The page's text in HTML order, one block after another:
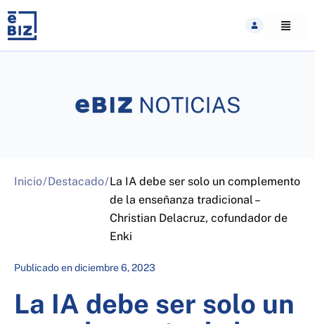
content
Inicio/Destacado/La IA debe ser solo un complemento
de la enseñanza tradicional –
Christian Delacruz, cofundador de
Enki
Publicado endiciembre 6, 2023
La IA debe ser solo un